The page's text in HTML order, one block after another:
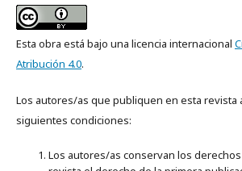
Esta obra está bajo una licencia internacional
Atribución 4.0.
Los autores/as que publiquen en esta revista
siguientes condiciones:
Los autores/as conservan los